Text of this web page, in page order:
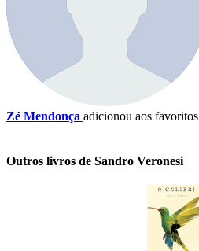
Zé Mendonça adicionou aos favoritos
Outros livros de Sandro Veronesi